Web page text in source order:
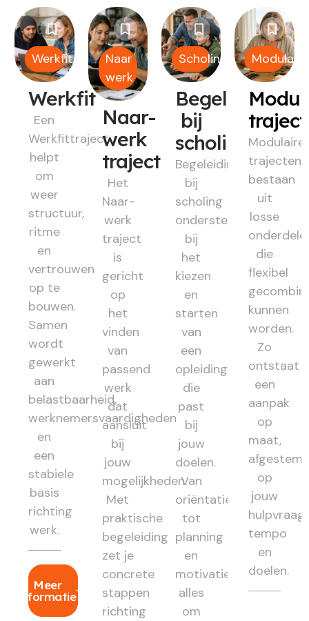
Werkfit
Werkfit
Een
Werkfittraject
helpt
om
weer
structuur,
ritme
en
vertrouwen
op te
bouwen.
Samen
wordt
gewerkt
aan
belastbaarheid,
werknemersvaardigheden
en
een
stabiele
basis
richting
werk.
Meer
informatie
Naar
werk
Naar-
werk
traject
Het
Naar-
werk
traject
is
gericht
op
het
vinden
van
passend
werk
dat
aansluit
bij
jouw
mogelijkheden.
Met
praktische
begeleiding
zet je
concrete
stappen
richting
Scholing
Begeleiding
bij
scholing
Begeleiding
bij
scholing
ondersteunt
bij
het
kiezen
en
starten
van
een
opleiding
die
past
bij
jouw
doelen.
Van
oriëntatie
tot
planning
en
motivatie:
alles
om
Modulair
Modulaire
trajecten
bestaan
uit
losse
die
flexibel
kunnen
worden.
Zo
ontstaat
een
aanpak
op
maat,
op
jouw
hulpvraag,
tempo
en
doelen.